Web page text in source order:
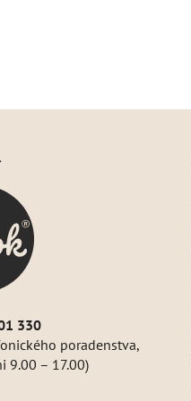
330
poradenstva,
9.00 – 17.00)